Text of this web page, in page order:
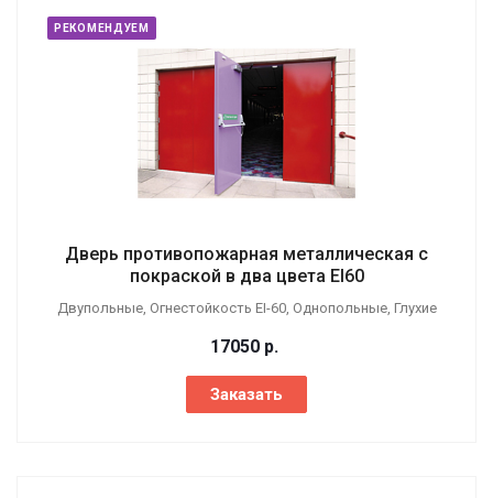
РЕКОМЕНДУЕМ
Дверь противопожарная металлическая с
покраской в два цвета EI60
Двупольные, Огнестойкость EI-60, Однопольные, Глухие
17050 р.
Заказать